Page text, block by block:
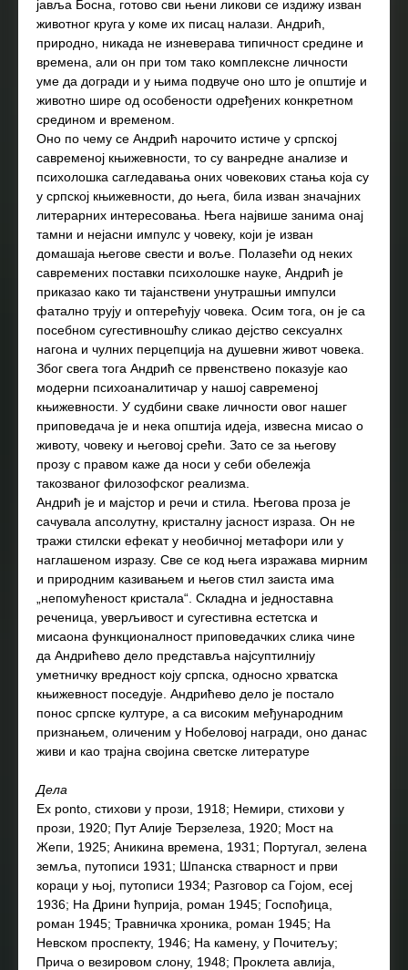
јавља Босна, готово сви њени ликови се издижу изван
животног круга у коме их писац налази. Андрић,
природно, никада не изневерава типичност средине и
времена, али он при том тако комплексне личности
уме да догради и у њима подвуче оно што је општије и
животно шире од особености одређених конкретном
средином и временом.
Оно по чему се Андрић нарочито истиче у српској
савременој књижевности, то су ванредне анализе и
психолошка сагледавања оних човекових стања која су
у српској књижевности, до њега, била изван значајних
литерарних интересовања. Њега највише занима онај
тамни и нејасни импулс у човеку, који је изван
домашаја његове свести и воље. Полазећи од неких
савремених поставки психолошке науке, Андрић је
приказао како ти тајанствени унутрашњи импулси
фатално трују и оптерећују човека. Осим тога, он је са
посебном сугестивношћу сликао дејство сексуалнх
нагона и чулних перцепција на душевни живот човека.
Због свега тога Андрић се првенствено показује као
модерни психоаналитичар у нашој савременој
књижевности. У судбини сваке личности овог нашег
приповедача је и нека општија идеја, извесна мисао о
животу, човеку и његовој срећи. Зато се за његову
прозу с правом каже да носи у себи обележја
такозваног филозофског реализма.
Андрић је и мајстор и речи и стила. Његова проза је
сачувала апсолутну, кристалну јасност израза. Он не
тражи стилски ефекат у необичној метафори или у
наглашеном изразу. Све се код њега изражава мирним
и природним казивањем и његов стил заиста има
„непомућеност кристала“. Складна и једноставна
реченица, уверљивост и сугестивна естетска и
мисаона функционалност приповедачких слика чине
да Андрићево дело представља најсуптилнију
уметничку вредност коју српска, односно хрватска
књижевност поседује. Андрићево дело је постало
понос српске културе, а са високим међународним
признањем, оличеним у Нобеловој награди, оно данас
живи и као трајна својина светске литературе
Дела
Ex ponto, стихови у прози, 1918; Немири, стихови у
прози, 1920; Пут Алије Ђерзелеза, 1920; Мост на
Жепи, 1925; Аникина времена, 1931; Португал, зелена
земља, путописи 1931; Шпанска стварност и први
кораци у њој, путописи 1934; Разговор са Гојом, есеј
1936; На Дрини ћуприја, роман 1945; Госпођица,
роман 1945; Травничка хроника, роман 1945; На
Невском проспекту, 1946; На камену, у Почитељу;
Прича о везировом слону, 1948; Проклета авлија,